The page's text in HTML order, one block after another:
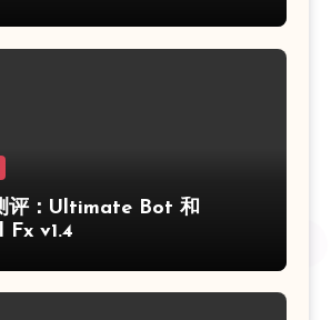
评：Ultimate Bot 和
Fx v1.4